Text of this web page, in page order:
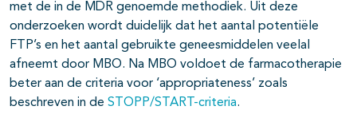
met de in de MDR genoemde methodiek. Uit deze
onderzoeken wordt duidelijk dat het aantal potentiële
FTP’s en het aantal gebruikte geneesmiddelen veelal
afneemt door MBO. Na MBO voldoet de farmacotherapie
beter aan de criteria voor ‘appropriateness’ zoals
beschreven in de STOPP/START-criteria.